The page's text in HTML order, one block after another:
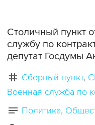
Столичный пункт
службу по
депутат Госдумы
Сборный пункт
Военная служба по
Политика